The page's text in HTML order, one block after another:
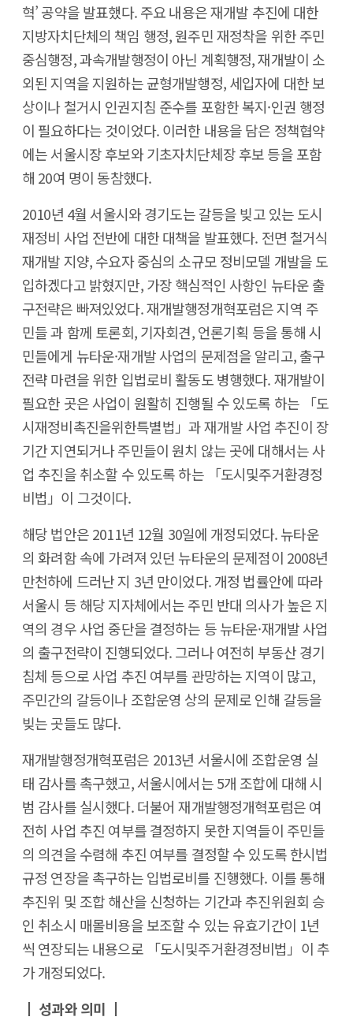
혁’ 공약을 발표했다. 주요 내용은 재개발 추진에 대한
지방자치단체의 책임 행정, 원주민 재정착을 위한 주민
중심행정, 과속개발행정이 아닌 계획행정, 재개발이 소
외된 지역을 지원하는 균형개발행정, 세입자에 대한 보
상이나 철거시 인권지침 준수를 포함한 복지·인권 행정
이 필요하다는 것이었다. 이러한 내용을 담은 정책협약
에는 서울시장 후보와 기초자치단체장 후보 등을 포함
해 20여 명이 동참했다.
2010년 4월 서울시와 경기도는 갈등을 빚고 있는 도시
재정비 사업 전반에 대한 대책을 발표했다. 전면 철거식
재개발 지양, 수요자 중심의 소규모 정비모델 개발을 도
입하겠다고 밝혔지만, 가장 핵심적인 사항인 뉴타운 출
구전략은 빠져있었다. 재개발행정개혁포럼은 지역 주
민들 과 함께 토론회, 기자회견, 언론기획 등을 통해 시
민들에게 뉴타운·재개발 사업의 문제점을 알리고, 출구
전략 마련을 위한 입법로비 활동도 병행했다. 재개발이
필요한 곳은 사업이 원활히 진행될 수 있도록 하는 「도
시재정비촉진을위한특별법」과 재개발 사업 추진이 장
기간 지연되거나 주민들이 원치 않는 곳에 대해서는 사
업 추진을 취소할 수 있도록 하는 「도시및주거환경정
비법」이 그것이다.
해당 법안은 2011년 12월 30일에 개정되었다. 뉴타운
의 화려함 속에 가려져 있던 뉴타운의 문제점이 2008년
만천하에 드러난 지 3년 만이었다. 개정 법률안에 따라
서울시 등 해당 지자체에서는 주민 반대 의사가 높은 지
역의 경우 사업 중단을 결정하는 등 뉴타운·재개발 사업
의 출구전략이 진행되었다. 그러나 여전히 부동산 경기
침체 등으로 사업 추진 여부를 관망하는 지역이 많고,
주민간의 갈등이나 조합운영 상의 문제로 인해 갈등을
빚는 곳들도 많다.
재개발행정개혁포럼은 2013년 서울시에 조합운영 실
태 감사를 촉구했고, 서울시에서는 5개 조합에 대해 시
범 감사를 실시했다. 더불어 재개발행정개혁포럼은 여
전히 사업 추진 여부를 결정하지 못한 지역들이 주민들
의 의견을 수렴해 추진 여부를 결정할 수 있도록 한시법
규정 연장을 촉구하는 입법로비를 진행했다. 이를 통해
추진위 및 조합 해산을 신청하는 기간과 추진위원회 승
인 취소시 매몰비용을 보조할 수 있는 유효기간이 1년
씩 연장되는 내용으로 「도시및주거환경정비법」이 추
가 개정되었다.
┃ 성과와 의미 ┃